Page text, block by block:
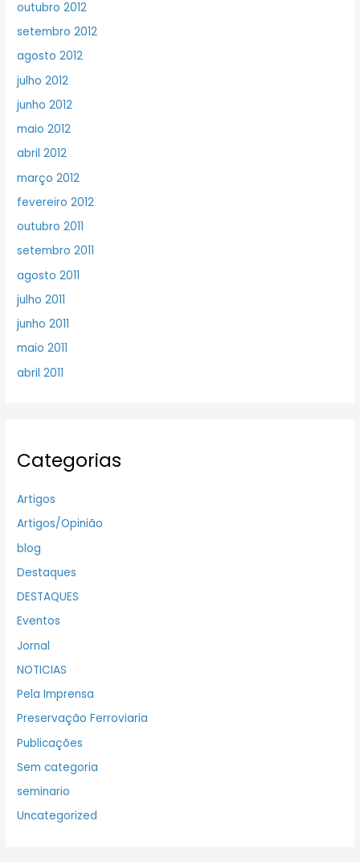
outubro 2012
setembro 2012
agosto 2012
julho 2012
junho 2012
maio 2012
abril 2012
março 2012
fevereiro 2012
outubro 2011
setembro 2011
agosto 2011
julho 2011
junho 2011
maio 2011
abril 2011
Categorias
Artigos
Artigos/Opinião
blog
Destaques
DESTAQUES
Eventos
Jornal
NOTICIAS
Pela Imprensa
Preservação Ferroviaria
Publicações
Sem categoria
seminario
Uncategorized